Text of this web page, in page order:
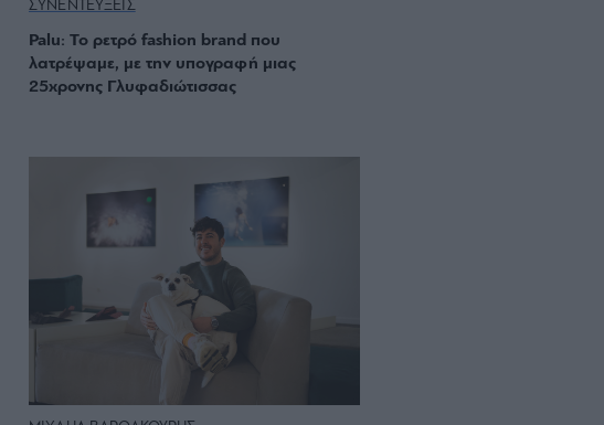
ΣΥΝΕΝΤΕΥΞΕΙΣ
Palu: Το ρετρό fashion brand που
λατρέψαμε, με την υπογραφή μιας
25χρονης Γλυφαδιώτισσας